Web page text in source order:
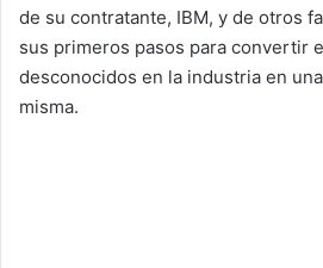
de su contratante, IBM, y de otros
sus primeros pasos para convertir
desconocidos en la industria en
misma.